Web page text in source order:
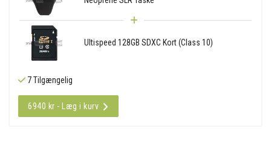
Ultispeed 128GB SDXC Kort (Class 10)
7 Tilgængelig
6940 kr - Læg i kurv